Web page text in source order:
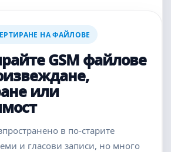
НА ФАЙЛОВЕ
GSM файлове
или
в по-старите
и гласови записи, но много